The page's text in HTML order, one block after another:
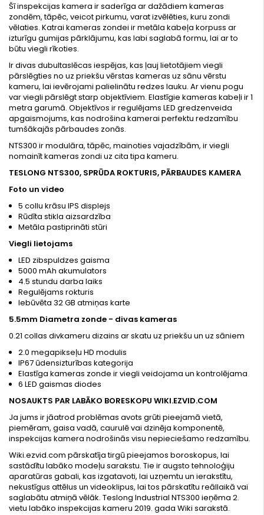
Šī inspekcijas kamera ir saderīga ar dažādiem kameras
zondēm, tāpēc, veicot pirkumu, varat izvēlēties, kuru zondi
vēlaties. Katrai kameras zondei ir metāla kabeļa korpuss ar
izturīgu gumijas pārklājumu, kas labi saglabā formu, lai ar to
būtu viegli rīkoties.
Ir divas dubultaslēcas iespējas, kas ļauj lietotājiem viegli
pārslēgties no uz priekšu vērstas kameras uz sānu vērstu
kameru, lai ievērojami palielinātu redzes lauku. Ar vienu pogu
var viegli pārslēgt starp objektīviem. Elastīgie kameras kabeļi ir 1
metra garumā. Objektīvos ir regulējams LED gredzenveida
apgaismojums, kas nodrošina kamerai perfektu redzamību
tumšākajās pārbaudes zonās.
NTS300 ir modulāra, tāpēc, mainoties vajadzībām, ir viegli
nomainīt kameras zondi uz cita tipa kameru.
TESLONG NTS300, SPRŪDA ROKTURIS, PĀRBAUDES KAMERA
Foto un video
5 collu krāsu IPS displejs
Rūdīta stikla aizsardzība
Metāla pastiprināti stūri
Viegli lietojams
LED zibspuldzes gaisma
5000 mAh akumulators
4.5 stundu darba laiks
Regulējams rokturis
Iebūvēta 32 GB atmiņas karte
5.5mm Diametra zonde - divas kameras
0.21 collas divkameru dizains ar skatu uz priekšu un uz sāniem
2.0 megapikseļu HD modulis
IP67 ūdensizturības kategorija
Elastīga kameras zonde ir viegli veidojama un kontrolējama
6 LED gaismas diodes
NOSAUKTS PAR LABĀKO BORESKOPU WIKI.EZVID.COM
Ja jums ir jāatrod problēmas avots grūti pieejamā vietā,
piemēram, gaisa vadā, caurulē vai dzinēja komponentē,
inspekcijas kamera nodrošinās visu nepieciešamo redzamību.
Wiki.ezvid.com pārskatīja tirgū pieejamos boroskopus, lai
sastādītu labāko modeļu sarakstu. Tie ir augsto tehnoloģiju
aparatūras gabali, kas izgatavoti, lai uzņemtu un ierakstītu,
nekustīgus attēlus un videoklipus, lai tos pārskatītu reāllaikā vai
saglabātu atmiņā vēlāk. Teslong Industrial NTS300 ieņēma 2.
vietu labāko inspekcijas kameru 2019. gada Wiki sarakstā.